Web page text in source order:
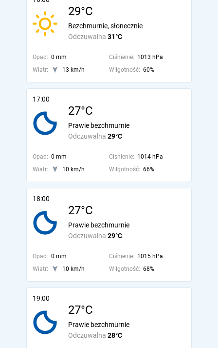
29°C
Odczuwalna 31°C
Bezchmurnie, słonecznie
Opad: 0 mm Ciśnienie: 1013 hPa
Wiatr:
13 km/h Wilgotność: 60%
17:00
27°C
Odczuwalna 29°C
Prawie bezchmurnie
Opad: 0 mm Ciśnienie: 1014 hPa
Wiatr:
10 km/h Wilgotność: 66%
18:00
27°C
Odczuwalna 29°C
Prawie bezchmurnie
Opad: 0 mm Ciśnienie: 1015 hPa
Wiatr:
10 km/h Wilgotność: 68%
19:00
27°C
Odczuwalna 28°C
Prawie bezchmurnie